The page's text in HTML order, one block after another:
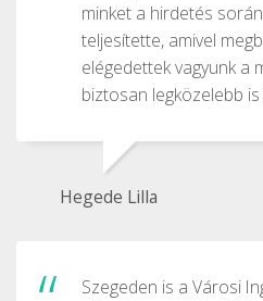
minket a hirdetés
teljesítette, amivel
elégedettek vagyunk a
biztosan legközelebb
Hegede Lilla
Szegeden is a Városi